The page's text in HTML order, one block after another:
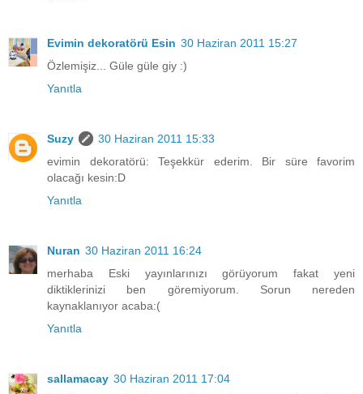
Evimin dekoratörü Esin 30 Haziran 2011 15:27
Özlemişiz... Güle güle giy :)
Yanıtla
Suzy
30 Haziran 2011 15:33
evimin dekoratörü: Teşekkür ederim. Bir süre favorim
olacağı kesin:D
Yanıtla
Nuran 30 Haziran 2011 16:24
merhaba Eski yayınlarınızı görüyorum fakat yeni
diktiklerinizi ben göremiyorum. Sorun nereden
kaynaklanıyor acaba:(
Yanıtla
sallamacay 30 Haziran 2011 17:04